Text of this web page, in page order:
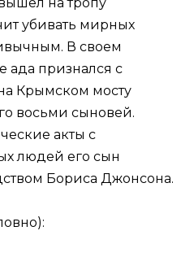
убивать мирных
В своем
ада признался с
Крымском мосту
восьми сыновей.
акты с
людей его сын
Бориса Джонсона.